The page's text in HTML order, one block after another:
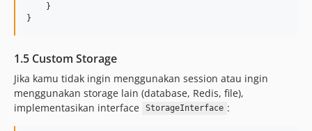
    }
}
1.5 Custom Storage
Jika kamu tidak ingin menggunakan session atau ingin
menggunakan storage lain (database, Redis, file),
implementasikan interface
StorageInterface :